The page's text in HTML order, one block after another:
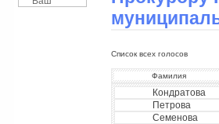
Список всех голосов
Фамилия
Кондратова
Петрова
Семенова